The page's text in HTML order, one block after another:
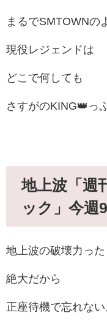
まるでSMTOWNの
現役レジェンドは
どこで何しても
さすがのKING👑っ
地上波「週
ック」今週
地上波の破壊力った
絶大だから
正座待機で忘れな